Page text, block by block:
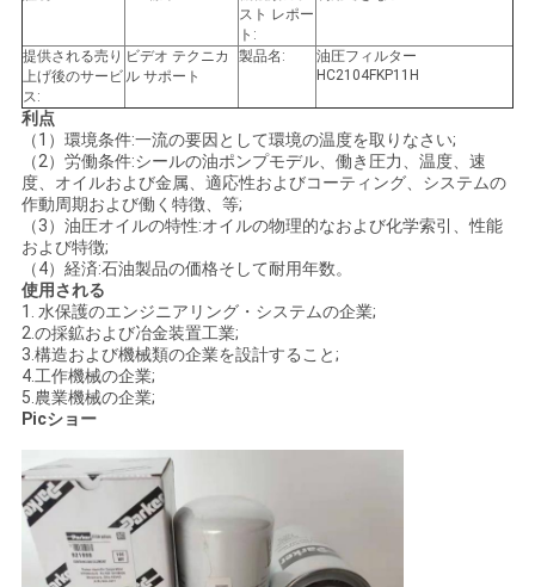
い
ニ
ュ
ー
ス
場
合
地
スト レポー
ト:
提供される売り
上げ後のサービ
ス:
ビデオ テクニカ
ル サポート
製品名:
油圧フィルター
HC2104FKP11H
利点
（1）環境条件:一流の要因として環境の温度を取りなさい;
（2）労働条件:シールの油ポンプモデル、働き圧力、温度、速
度、オイルおよび金属、適応性およびコーティング、システムの
作動周期および働く特徴、等;
（3）油圧オイルの特性:オイルの物理的なおよび化学索引、性能
および特徴;
（4）経済:石油製品の価格そして耐用年数。
使用される
1. 水保護のエンジニアリング・システムの企業;
2.の採鉱および冶金装置工業;
3.構造および機械類の企業を設計すること;
4.工作機械の企業;
5.農業機械の企業;
Picショー